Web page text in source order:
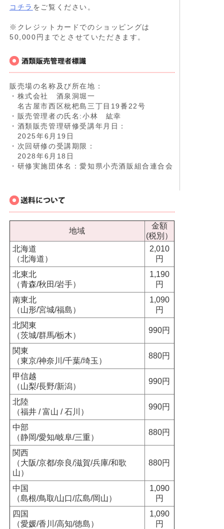
コチラ をご覧ください。
※クレジットカードでのショッピングは
50,000円までとさせていただきます。
販売場の名称及び所在地：
・株式会社 酒泉洞堀一
名古屋市西区枇杷島三丁目19番22号
・販売管理者の氏名:小林 紘幸
・酒類販売管理研修受講年月日：
2025年6月19日
・次回研修の受講期限：
2028年6月18日
・研修実施団体名：愛知県小売酒販組合連合会
地域
金額
(税別）
北海道
（北海道）
2,010
円
北東北
（青森/秋田/岩手）
1,190
円
南東北
（山形/宮城/福島）
1,090
円
北関東
（茨城/群馬/栃木）
990円
関東
（東京/神奈川/千葉/埼玉）
880円
甲信越
（山梨/長野/新潟）
990円
北陸
（福井 / 富山 / 石川）
990円
中部
（静岡/愛知/岐阜/三重）
880円
関西
（大阪/京都/奈良/滋賀/兵庫/和歌
山）
880円
中国
（島根/鳥取/山口/広島/岡山）
1,090
円
四国
（愛媛/香川/高知/徳島）
1,090
円